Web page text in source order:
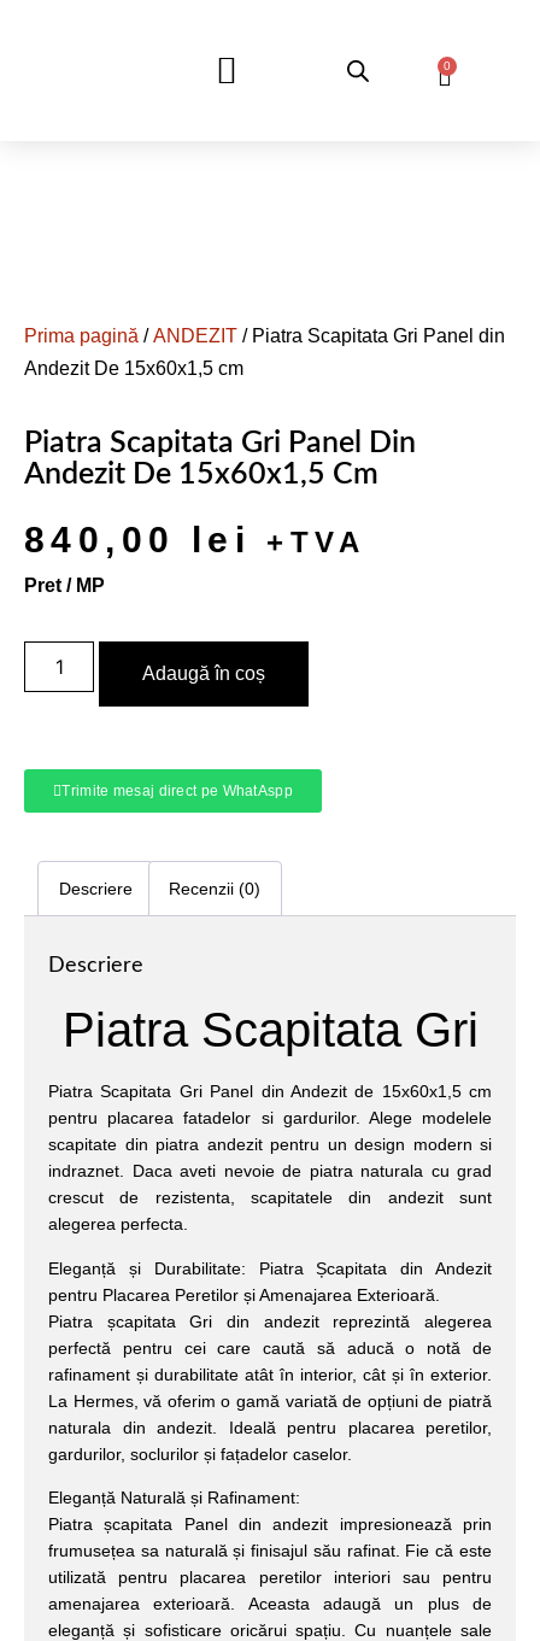
0
Prima pagină /ANDEZIT / Piatra Scapitata Gri Panel din
Andezit De 15x60x1,5 cm
Piatra Scapitata Gri Panel Din
Andezit De 15x60x1,5 Cm
840,00 lei +TVA
Pret / MP
Adaugă în coș
Trimite mesaj direct pe WhatAspp
Descriere Recenzii (0)
Descriere
Piatra Scapitata Gri
Piatra Scapitata Gri Panel din Andezit de 15x60x1,5 cm
pentru placarea fatadelor si gardurilor. Alege modelele
scapitate din piatra andezit pentru un design modern si
indraznet. Daca aveti nevoie de piatra naturala cu grad
crescut de rezistenta, scapitatele din andezit sunt
alegerea perfecta.
Eleganță și Durabilitate: Piatra Șcapitata din Andezit
pentru Placarea Peretilor și Amenajarea Exterioară.
Piatra șcapitata Gri din andezit reprezintă alegerea
perfectă pentru cei care caută să aducă o notă de
rafinament și durabilitate atât în interior, cât și în exterior.
La Hermes, vă oferim o gamă variată de opțiuni de piatră
naturala din andezit. Ideală pentru placarea peretilor,
gardurilor, soclurilor și fațadelor caselor.
Eleganță Naturală și Rafinament:
Piatra șcapitata Panel din andezit impresionează prin
frumusețea sa naturală și finisajul său rafinat. Fie că este
utilizată pentru placarea peretilor interiori sau pentru
amenajarea exterioară. Aceasta adaugă un plus de
eleganță și sofisticare oricărui spațiu. Cu nuanțele sale